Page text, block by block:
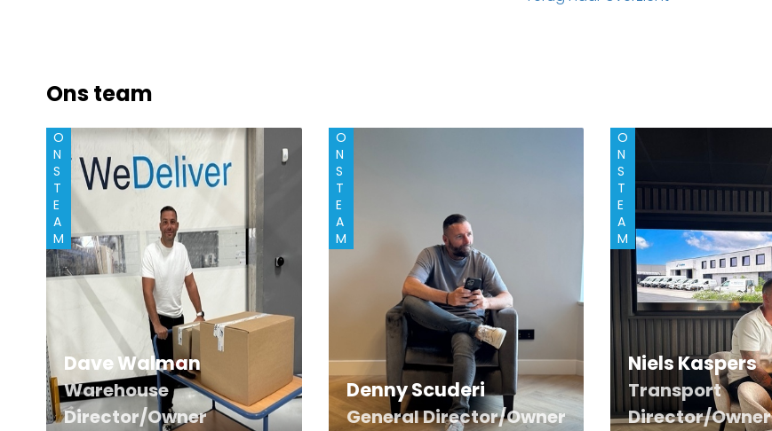
Ons team
O
N
S
T
E
A
M
Dave Walman
Warehouse
Director/Owner
O
N
S
T
E
A
M
Denny Scuderi
General Director/Owner
O
N
S
T
E
A
M
Niels Kaspers
Transport
Director/Owner